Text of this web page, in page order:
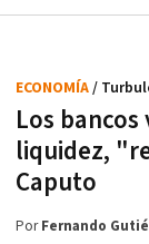
Los
liquidez,
Caputo
ECONOMÍA/
PorFernando